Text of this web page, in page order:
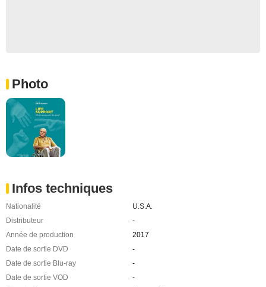
Photo
Infos techniques
Nationalité
U.S.A.
Distributeur
-
Année de production
2017
Date de sortie DVD
-
Date de sortie Blu-ray
-
Date de sortie VOD
-